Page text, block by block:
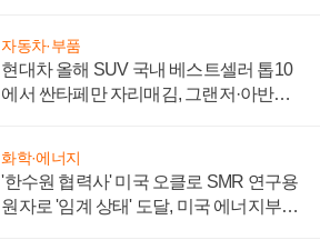
자동차·부품
현대차 올해 SUV 국내 베스트셀러 톱10
에서 싼타페만 자리매김, 그랜저·아반떼
화학·에너지
'한수원 협력사' 미국 오클로 SMR 연구용
원자로 '임계 상태' 도달, 미국 에너지부